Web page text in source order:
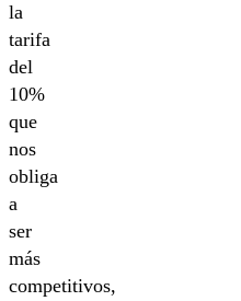
la
tarifa
del
10%
que
nos
obliga
a
ser
más
competitivos,